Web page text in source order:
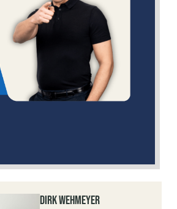
Dirk Wehmeyer